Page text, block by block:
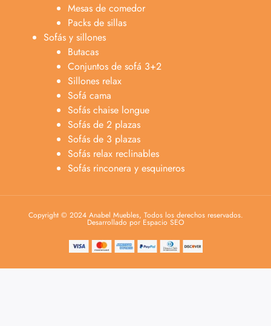
Mesas de comedor
Packs de sillas
Sofás y sillones
Butacas
Conjuntos de sofá 3+2
Sillones relax
Sofá cama
Sofás chaise longue
Sofás de 2 plazas
Sofás de 3 plazas
Sofás relax reclinables
Sofás rinconera y esquineros
Copyright © 2024 Anabel Muebles, Todos los derechos reservados.
Desarrollado por Espacio SEO